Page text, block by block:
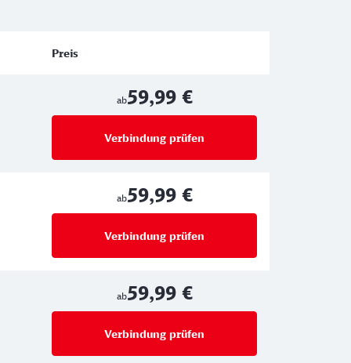
Preis
ab59,99 €
Verbindung prüfen
ab59,99 €
Verbindung prüfen
ab59,99 €
Verbindung prüfen